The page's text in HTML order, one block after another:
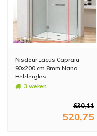
Nisdeur Lacus Capraia
90x200 cm 8mm Nano
Helderglas
3 weken
630,11
520,75